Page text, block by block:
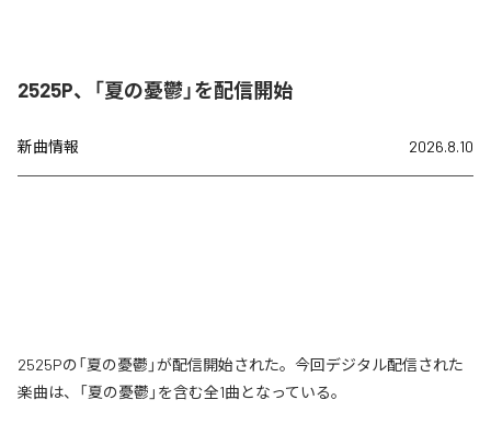
2525P、「夏の憂鬱」を配信開始
新曲情報 2026.8.10
2525Pの「夏の憂鬱」が配信開始された。今回デジタル配信された
楽曲は、「夏の憂鬱」を含む全1曲となっている。